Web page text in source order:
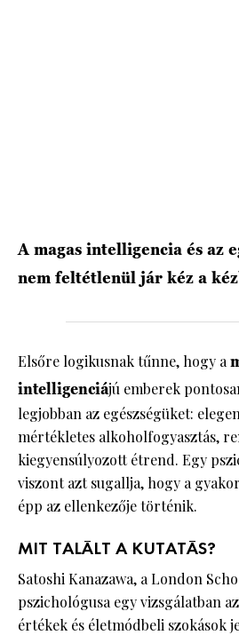
A magas intelligencia és az
nem feltétlenül jár kéz a
Elsőre logikusnak tűnne, hogy a
intelligenciájú emberek
legjobban az egészségüket:
mértékletes alkoholfogyasztás,
kiegyensúlyozott étrend. Egy
viszont azt sugallja, hogy a
épp az ellenkezője történik.
MIT TALÁLT A KUTATÁS?
Satoshi Kanazawa, a London
pszichológusa egy vizsgálatban
értékek és életmódbeli szokások